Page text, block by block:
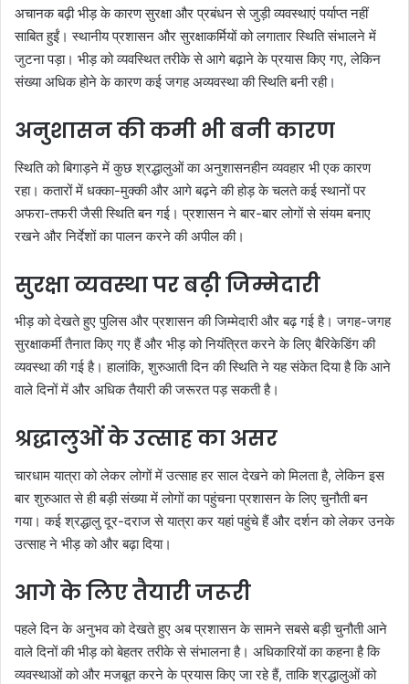
अचानक बढ़ी भीड़ के कारण सुरक्षा और प्रबंधन से जुड़ी व्यवस्थाएं पर्याप्त नहीं
साबित हुईं। स्थानीय प्रशासन और सुरक्षाकर्मियों को लगातार स्थिति संभालने में
जुटना पड़ा। भीड़ को व्यवस्थित तरीके से आगे बढ़ाने के प्रयास किए गए, लेकिन
संख्या अधिक होने के कारण कई जगह अव्यवस्था की स्थिति बनी रही।
अनुशासन की कमी भी बनी कारण
स्थिति को बिगाड़ने में कुछ श्रद्धालुओं का अनुशासनहीन व्यवहार भी एक कारण
रहा। कतारों में धक्का-मुक्की और आगे बढ़ने की होड़ के चलते कई स्थानों पर
अफरा-तफरी जैसी स्थिति बन गई। प्रशासन ने बार-बार लोगों से संयम बनाए
रखने और निर्देशों का पालन करने की अपील की।
सुरक्षा व्यवस्था पर बढ़ी जिम्मेदारी
भीड़ को देखते हुए पुलिस और प्रशासन की जिम्मेदारी और बढ़ गई है। जगह-जगह
सुरक्षाकर्मी तैनात किए गए हैं और भीड़ को नियंत्रित करने के लिए बैरिकेडिंग की
व्यवस्था की गई है। हालांकि, शुरुआती दिन की स्थिति ने यह संकेत दिया है कि आने
वाले दिनों में और अधिक तैयारी की जरूरत पड़ सकती है।
श्रद्धालुओं के उत्साह का असर
चारधाम यात्रा को लेकर लोगों में उत्साह हर साल देखने को मिलता है, लेकिन इस
बार शुरुआत से ही बड़ी संख्या में लोगों का पहुंचना प्रशासन के लिए चुनौती बन
गया। कई श्रद्धालु दूर-दराज से यात्रा कर यहां पहुंचे हैं और दर्शन को लेकर उनके
उत्साह ने भीड़ को और बढ़ा दिया।
आगे के लिए तैयारी जरूरी
पहले दिन के अनुभव को देखते हुए अब प्रशासन के सामने सबसे बड़ी चुनौती आने
वाले दिनों की भीड़ को बेहतर तरीके से संभालना है। अधिकारियों का कहना है कि
व्यवस्थाओं को और मजबूत करने के प्रयास किए जा रहे हैं, ताकि श्रद्धालुओं को